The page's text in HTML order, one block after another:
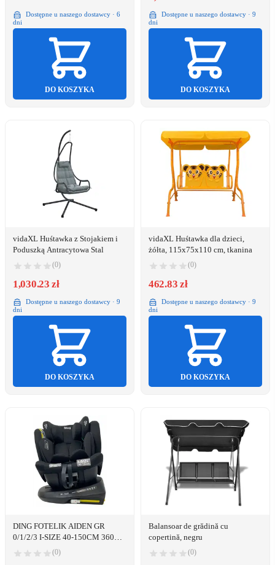
Dostępne u naszego dostawcy · 6
dni
DO KOSZYKA
Dostępne u naszego dostawcy · 9
dni
DO KOSZYKA
vidaXL Huśtawka z Stojakiem i
Poduszką Antracytowa Stal
(0)
1,030.23 zł
Dostępne u naszego dostawcy · 9
dni
DO KOSZYKA
vidaXL Huśtawka dla dzieci,
żółta, 115x75x110 cm, tkanina
(0)
462.83 zł
Dostępne u naszego dostawcy · 9
dni
DO KOSZYKA
DING FOTELIK AIDEN GR
0/1/2/3 I-SIZE 40-150CM 360
OBROTOWY BLACK
5420067903123
(0)
Balansoar de grădină cu
copertină, negru
(0)